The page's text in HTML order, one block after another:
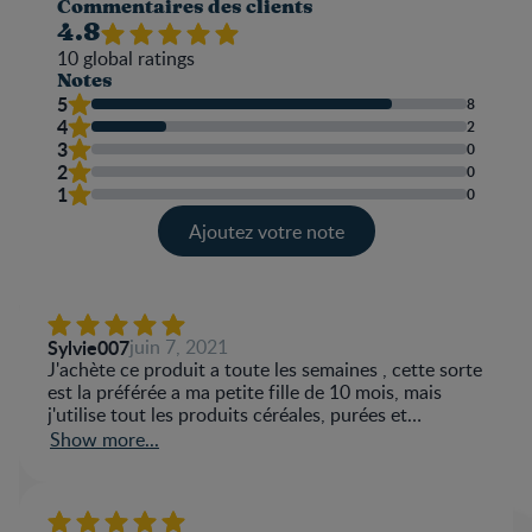
Commentaires des clients
4.8
10 global ratings
Notes
5 8
4 2
3 0
2 0
1 0
Ajoutez votre note
Sylvie007juin 7, 2021
J'achète ce produit a toute les semaines , cette sorte
est la préférée a ma petite fille de 10 mois, mais
j'utilise tout les produits céréales, purées et
naturellement le lait, je veux en profité pour vous
Show more...